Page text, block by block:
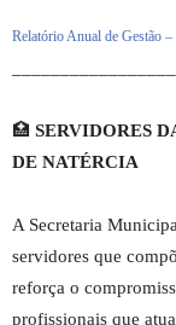
Relatório Anual de Gestão –
🏥 SERVIDORES
DE NATÉRCIA
A Secretaria
servidores que
reforça o
profissionais que